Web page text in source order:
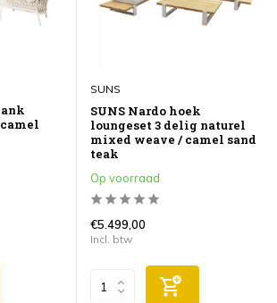
SUNS
SUNS Nardo hoek
loungeset 3 delig naturel
mixed weave / camel sand
teak
Op voorraad
€5.499,00
Incl. btw